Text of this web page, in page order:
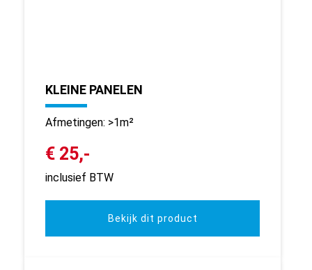
KLEINE PANELEN
Afmetingen: >1m²
€ 25,-
inclusief BTW
Bekijk dit product